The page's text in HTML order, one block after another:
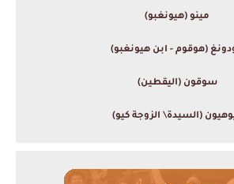
مينو (هيونغبو)
(هوقوم - ابن هيونغبو)
سوقون (اليقطين)
(السيدة\ الزوجة كيو)